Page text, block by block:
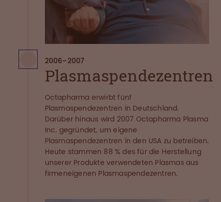
2006–2007
Plasmaspendezentren
Octapharma erwirbt fünf
Plasmaspendezentren in Deutschland.
Darüber hinaus wird 2007 Octapharma Plasma
Inc. gegründet, um eigene
Plasmaspendezentren in den USA zu betreiben.
Heute stammen 88 % des für die Herstellung
unserer Produkte verwendeten Plasmas aus
firmeneigenen Plasmaspendezentren.